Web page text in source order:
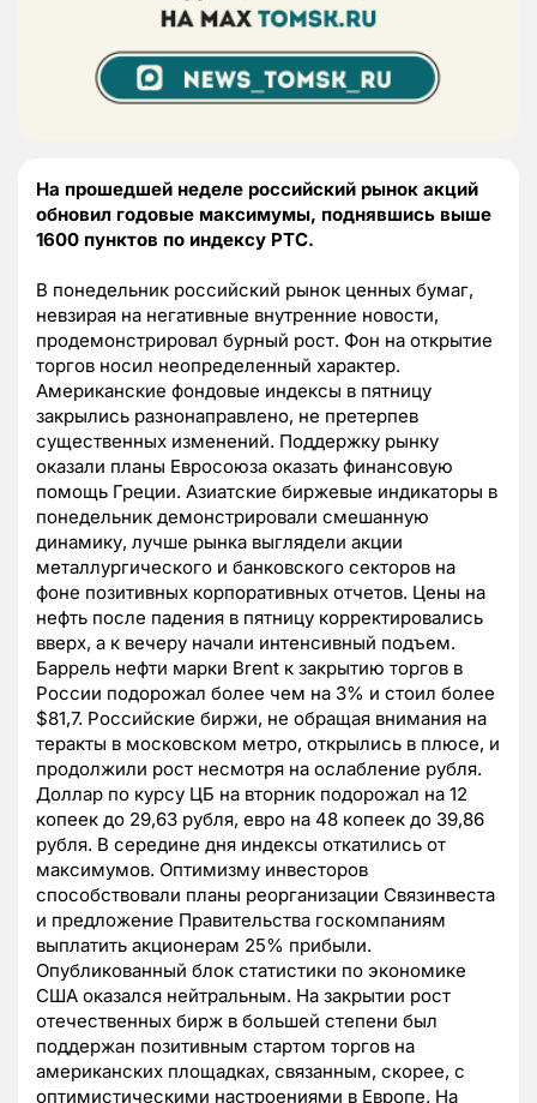
На прошедшей неделе российский рынок акций
обновил годовые максимумы, поднявшись выше
1600 пунктов по индексу РТС.
В понедельник российский рынок ценных бумаг,
невзирая на негативные внутренние новости,
продемонстрировал бурный рост. Фон на открытие
торгов носил неопределенный характер.
Американские фондовые индексы в пятницу
закрылись разнонаправлено, не претерпев
существенных изменений. Поддержку рынку
оказали планы Евросоюза оказать финансовую
помощь Греции. Азиатские биржевые индикаторы в
понедельник демонстрировали смешанную
динамику, лучше рынка выглядели акции
металлургического и банковского секторов на
фоне позитивных корпоративных отчетов. Цены на
нефть после падения в пятницу корректировались
вверх, а к вечеру начали интенсивный подъем.
Баррель нефти марки Brent к закрытию торгов в
России подорожал более чем на 3% и стоил более
$81,7. Российские биржи, не обращая внимания на
теракты в московском метро, открылись в плюсе, и
продолжили рост несмотря на ослабление рубля.
Доллар по курсу ЦБ на вторник подорожал на 12
копеек до 29,63 рубля, евро на 48 копеек до 39,86
рубля. В середине дня индексы откатились от
максимумов. Оптимизму инвесторов
способствовали планы реорганизации Связинвеста
и предложение Правительства госкомпаниям
выплатить акционерам 25% прибыли.
Опубликованный блок статистики по экономике
США оказался нейтральным. На закрытии рост
отечественных бирж в большей степени был
поддержан позитивным стартом торгов на
американских площадках, связанным, скорее, с
оптимистическими настроениями в Европе. На